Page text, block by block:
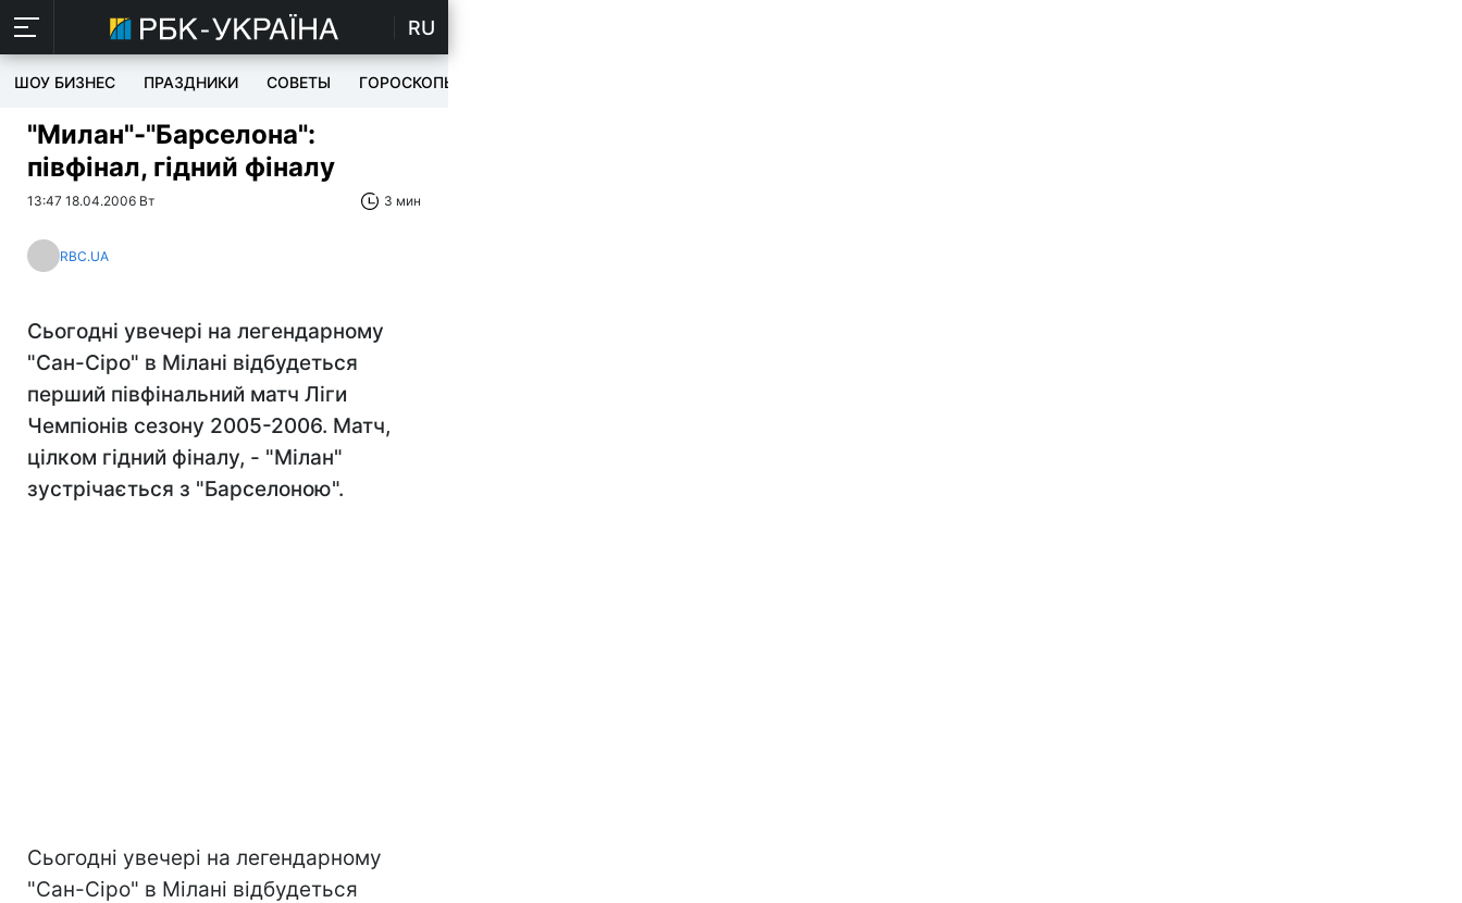
RU
ШОУ БИЗНЕС ПРАЗДНИКИ СОВЕТЫ ГОРОСКОПЫ
"Милан"-"Барселона":
півфінал, гідний фіналу
13:47 18.04.2006 Вт 3 мин
RBC.UA
Сьогодні увечері на легендарному
"Сан-Сіро" в Мілані відбудеться
перший півфінальний матч Ліги
Чемпіонів сезону 2005-2006. Матч,
цілком гідний фіналу, - "Мілан"
зустрічається з "Барселоною".
Сьогодні увечері на легендарному
"Сан-Сіро" в Мілані відбудеться